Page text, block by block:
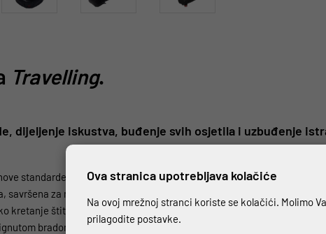
Travelling.
dijeljenje iskustva, buđenje svih osjetila i uzbuđenje
standarde u segmentu polikarbonatnih flip-up kaciga. Dizajnirana
savršena za moto turizam, a ujedno i idealna za svakodnevnu
kretanje štitnika za bradu omogućuje smanjenje dimenzije prednjeg
bradom. Sustav otvaranja Dual Action omogućuje izuzetno
Ova stranica upotrebljava kolačiće
Na ovoj mrežnoj stranci koriste se kolačići. Molimo
prilagodite postavke.